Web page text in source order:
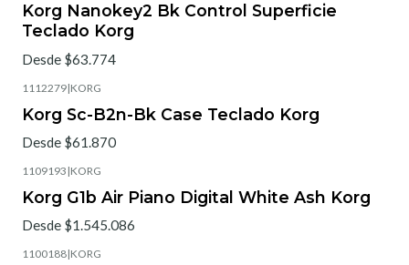
Korg Nanokey2 Bk Control Superficie
Teclado Korg
Desde $63.774
1112279|KORG
Korg Sc-B2n-Bk Case Teclado Korg
Desde $61.870
1109193 |KORG
Korg G1b Air Piano Digital White Ash Korg
Desde $1.545.086
1100188|KORG